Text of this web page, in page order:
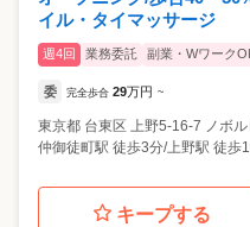
イル・タイマッサージ
週4回 業務委託 副業・Wワーク
委 完全歩合 29万円 ~
東京都 台東区 上野5-16-7 ノボ
仲御徒町駅 徒歩3分/上野駅 徒歩
キープする